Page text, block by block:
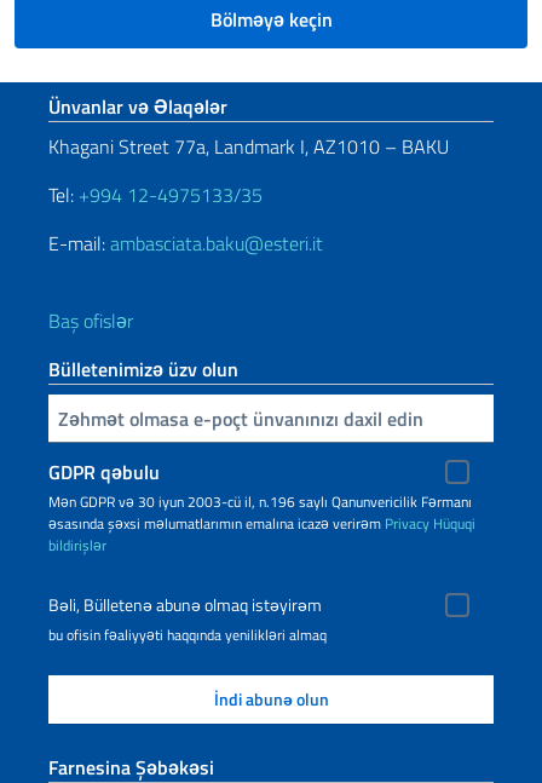
Bölməyə keçin
Footer section
Ünvanlar və Əlaqələr
Khagani Street 77a, Landmark I, AZ1010 – BAKU
Tel: +994 12-4975133/35
E-mail:ambasciata.baku@esteri.it
Baş ofislər
Bülletenimizə üzv olun
E-poçtunuzu daxil edin
GDPR qəbulu
Mən GDPR və 30 iyun 2003-cü il, n.196 saylı Qanunvericilik Fərmanı
əsasında şəxsi məlumatlarımın emalına icazə verirəm Privacy Hüquqi
bildirişlər
Bəli, Bülletenə abunə olmaq istəyirəm
bu ofisin fəaliyyəti haqqında yenilikləri almaq
Farnesina Şəbəkəsi